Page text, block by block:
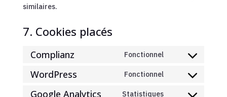
similaires.
7. Cookies placés
Complianz Fonctionnel
Consent
complianz
WordPress Fonctionnel
Consent
Google Analytics Statistiques